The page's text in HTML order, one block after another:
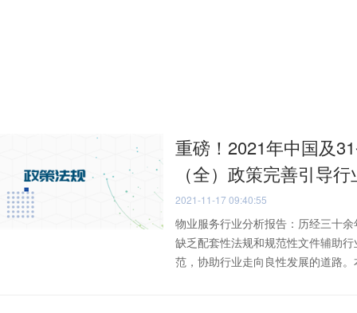
重磅！2021年中国及
（全）政策完善引导
2021-11-17 09:40:55
物业服务行业分析报告：历经三十
缺乏配套性法规和规范性文件辅助
范，协助行业走向良性发展的道路